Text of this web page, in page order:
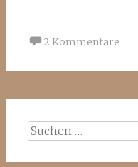
2 Kommentare
Suchen